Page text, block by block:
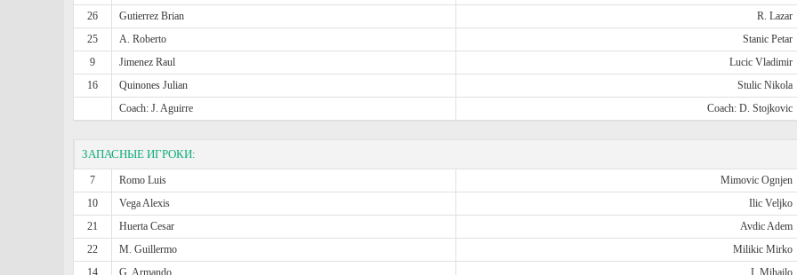
26
Gutierrez Brian R. Lazar
25
A. Roberto Stanic Petar
9
Jimenez Raul Lucic Vladimir
16
Quinones Julian Stulic Nikola
Coach: J. Aguirre
Coach: D. Stojkovic
ЗАПАСНЫЕ ИГРОКИ:
7 Romo Luis Mimovic Ognjen
10
Vega Alexis Ilic Veljko
21
Huerta Cesar Avdic Adem
22
M. Guillermo Milikic Mirko
14
G. Armando I. Mihailo